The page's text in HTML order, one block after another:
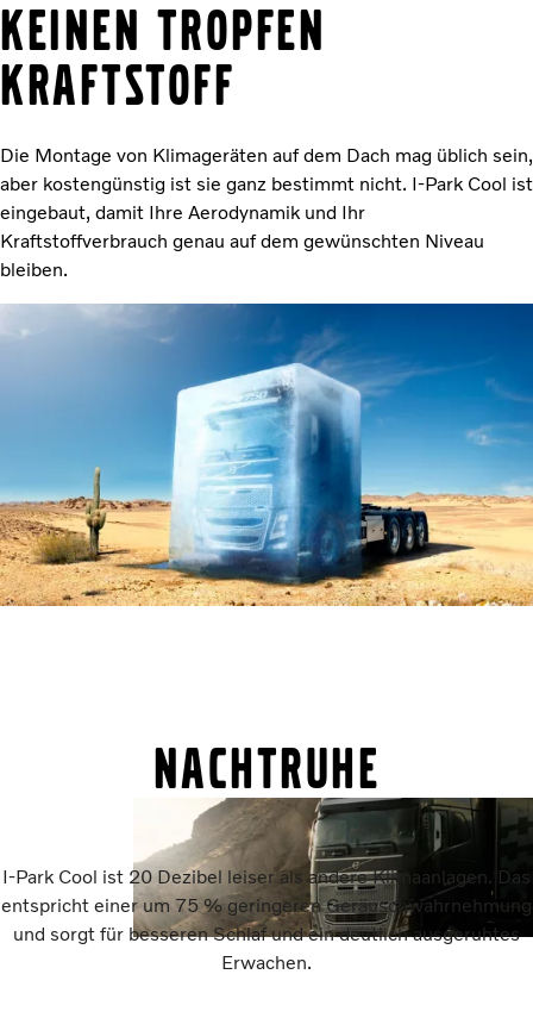
keinen Tropfen
Kraftstoff
Die Montage von Klimageräten auf dem Dach mag üblich sein,
aber kostengünstig ist sie ganz bestimmt nicht. I-Park Cool ist
eingebaut, damit Ihre Aerodynamik und Ihr
Kraftstoffverbrauch genau auf dem gewünschten Niveau
bleiben.
NACHTRUHE
I-Park Cool ist 20 Dezibel leiser als andere Klimaanlagen. Das
entspricht einer um 75 % geringeren Geräuschwahrnehmung
und sorgt für besseren Schlaf und ein deutlich ausgeruhtes
Erwachen.